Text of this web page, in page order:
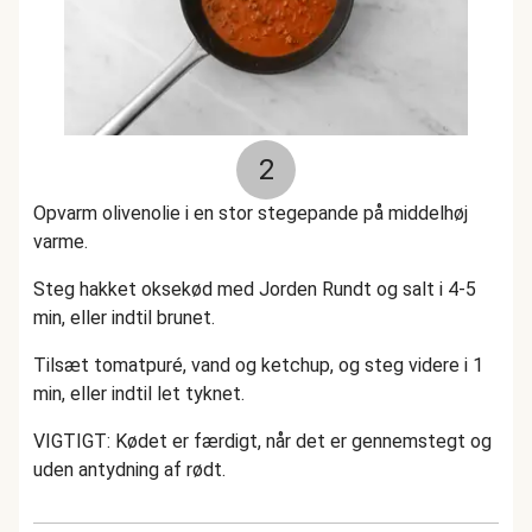
2
Opvarm olivenolie i en stor stegepande på middelhøj
varme.
Steg hakket oksekød med Jorden Rundt og salt i 4-5
min, eller indtil brunet.
Tilsæt tomatpuré, vand og ketchup, og steg videre i 1
min, eller indtil let tyknet.
VIGTIGT: Kødet er færdigt, når det er gennemstegt og
uden antydning af rødt.